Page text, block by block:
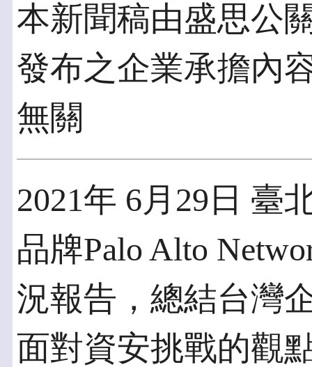
本新聞稿由盛思公
發布之企業承擔內
無關
2021年 6月29日 臺
品牌Palo Alto
況報告，總結台灣
面對資安挑戰的觀